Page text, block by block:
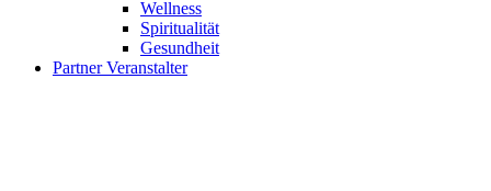
Wellness
Spiritualität
Gesundheit
Partner Veranstalter